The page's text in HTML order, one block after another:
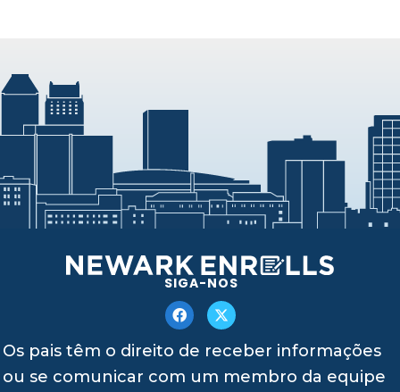
SIGA-NOS
Os pais têm o direito de receber informações
ou se comunicar com um membro da equipe